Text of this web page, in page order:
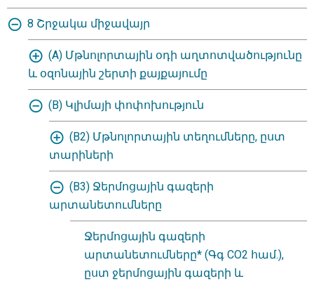
8 Շրջակա միջավայր
(A) Մթնոլորտային օդի աղտոտվածությունը
և օզոնային շերտի քայքայումը
(B) Կլիմայի փոփոխություն
(B2) Մթնոլորտային տեղումները, ըստ
տարիների
(B3) Ջերմոցային գազերի
արտանետումները
Ջերմոցային գազերի
արտանետումները* (Գգ CO2 համ.),
ըստ ջերմոցային գազերի և